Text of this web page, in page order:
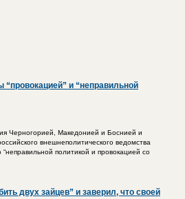
и “неправильной
Черногорией, Македонией и Боснией и
внешнеполитического ведомства
политикой и провокацией со
двух зайцев” и заверил, что своей